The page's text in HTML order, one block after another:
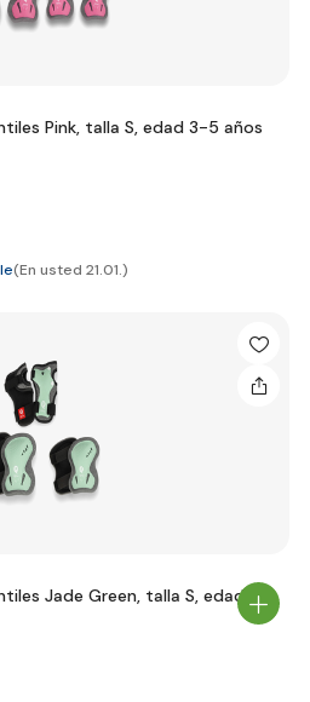
Pink, talla S, edad 3-5 años
(En usted 21.01.)
Jade Green, talla S, edad 3-